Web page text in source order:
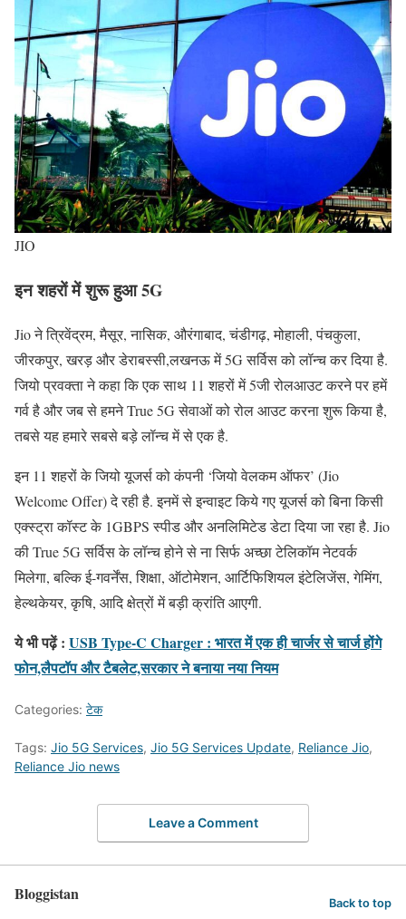
JIO
इन शहरों में शुरू हुआ 5G
Jio ने त्रिवेंद्रम, मैसूर, नासिक, औरंगाबाद, चंडीगढ़, मोहाली, पंचकुला,
जीरकपुर, खरड़ और डेराबस्सी,लखनऊ में 5G सर्विस को लॉन्च कर दिया है.
जियो प्रवक्ता ने कहा कि एक साथ 11 शहरों में 5जी रोलआउट करने पर हमें
गर्व है और जब से हमने True 5G सेवाओं को रोल आउट करना शुरू किया है,
तबसे यह हमारे सबसे बड़े लॉन्च में से एक है.
इन 11 शहरों के जियो यूजर्स को कंपनी ‘जियो वेलकम ऑफर’ (Jio
Welcome Offer) दे रही है. इनमें से इन्वाइट किये गए यूजर्स को बिना किसी
एक्स्ट्रा कॉस्ट के 1GBPS स्पीड और अनलिमिटेड डेटा दिया जा रहा है. Jio
की True 5G सर्विस के लॉन्च होने से ना सिर्फ अच्छा टेलिकॉम नेटवर्क
मिलेगा, बल्कि ई-गवर्नेंस, शिक्षा, ऑटोमेशन, आर्टिफिशियल इंटेलिजेंस, गेमिंग,
हेल्थकेयर, कृषि, आदि क्षेत्रों में बड़ी क्रांति आएगी.
ये भी पढ़ें : USB Type-C Charger : भारत में एक ही चार्जर से चार्ज होंगे
फोन,लैपटॉप और टैबलेट,सरकार ने बनाया नया नियम
Categories: टेक
Tags: Jio 5G Services, Jio 5G Services Update, Reliance Jio,
Reliance Jio news
Leave a Comment
Bloggistan Back to top